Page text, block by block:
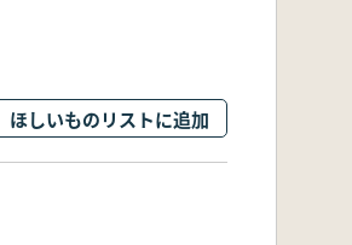
ほしいものリストに追加